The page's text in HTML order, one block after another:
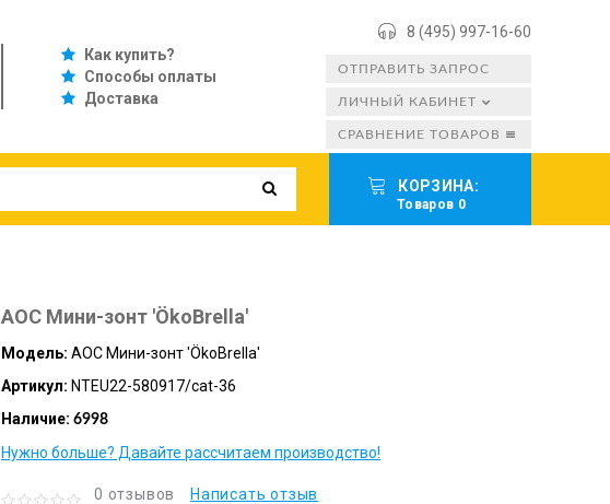
Как купить?
Способы оплаты
Доставка
8 (495) 997-16-60
ОТПРАВИТЬ ЗАПРОС
СРАВНЕНИЕ ТОВАРОВ
ЛИЧНЫЙ КАБИНЕТ
КОРЗИНА:
Товаров 0
AOC Мини-зонт 'ÖkoBrella'
Модель: AOC Мини-зонт 'ÖkoBrella'
Артикул: NTEU22-580917/cat-36
Наличие: 6998
Нужно больше? Давайте рассчитаем производство!
0 отзывов Написать отзыв